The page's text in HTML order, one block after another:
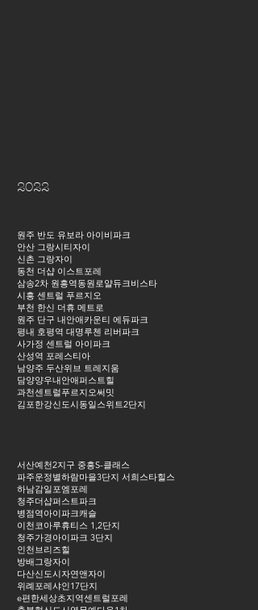
2022
원주 반도 유보라 아이비파크
안산 그랑시티자이
신촌 그랑자이
동천 더샵 이스트포레
삼송2차 원흥역동원로얄듀크비스타
시흥 센트럴 푸르지오
부천 한신 더휴 메트로
원주 단구 내안애카운티 에듀파크
평내 호평역 대명루첸 리버파크
사가정 센트럴 아이파크
산성역 포레스티아
남양주 두산위브 트레지움
담양양우내안애퍼스트힐
과천센트럴푸르지오써밋
김포한강신도시동일스위트2단지
서산예천2지구 중흥S-클래스
파주운정별하람마을3단지 서희스타힐스
하남감일포엠포레
청주더샵퍼스트파크
병점역아이파크캐슬
이천코아루휴티스 1,2단지
청주가경아이파크 3단지
인천브리즈힐
방배그랑자이
다산신도시자연앤자이
위례포레샤인17단지
e편한세상초지역센트럴포레